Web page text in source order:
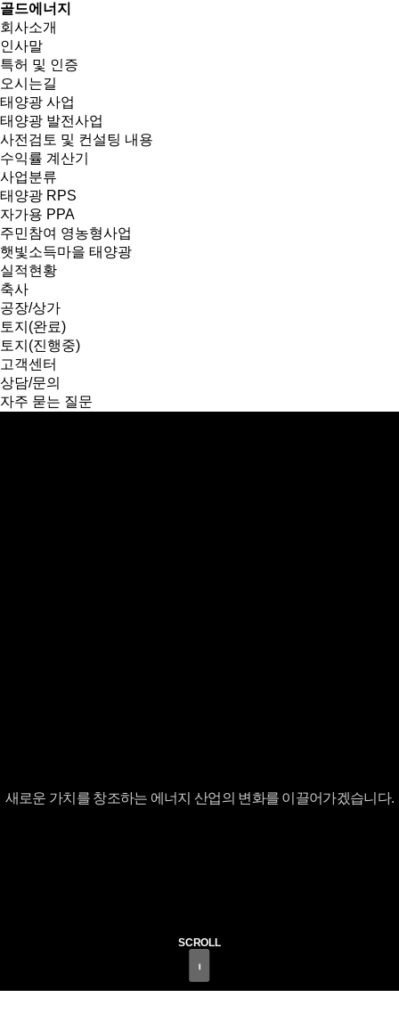
골드에너지
회사소개
인사말
특허 및 인증
오시는길
태양광 사업
태양광 발전사업
사전검토 및 컨설팅 내용
수익률 계산기
사업분류
태양광 RPS
자가용 PPA
주민참여 영농형사업
햇빛소득마을 태양광
실적현황
축사
공장/상가
토지(완료)
토지(진행중)
고객센터
상담/문의
자주 묻는 질문
새로운 가치를 창조하는 에너지 산업의 변화를 이끌어가겠습니다.
SCROLL